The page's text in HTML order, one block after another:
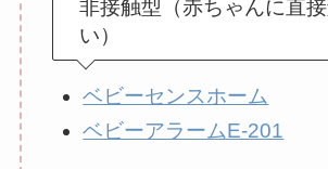
非接触型（赤ちゃんに直
い）
ベビーセンスホーム
ベビーアラームE-201